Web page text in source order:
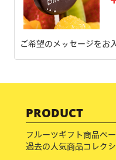
ご希望のメッセージをお
PRODUCT
フルーツギフト商品ペ
過去の人気商品コレク